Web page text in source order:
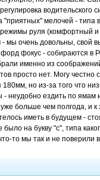
водительского
"приятных" мелочей - типа
руля (комфортный
мы очень довольны, свой
фокус - собираются в
именно из
просто нет. Могу честно
но из-за того что
неудобно ездить по
больше чем полгода, и
иметь в будущем -
на букву "с", типа
то мы так и не поверили